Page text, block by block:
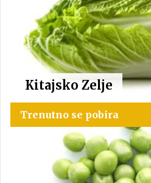
Kitajsko Zelje
Trenutno se pobira